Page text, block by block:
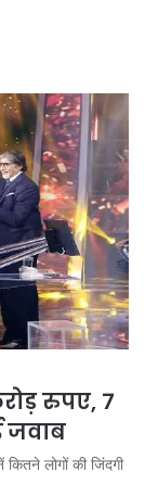
रुपए, 7
जवाब
कितने लोगों की जिंदगी